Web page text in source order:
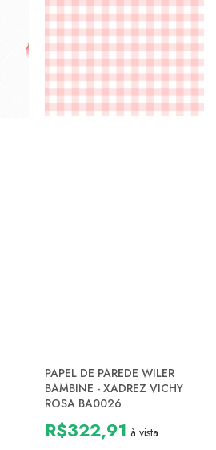
PAPEL DE PAREDE WILER
BAMBINE - XADREZ VICHY
ROSA BA0026
R$322,91 à vista